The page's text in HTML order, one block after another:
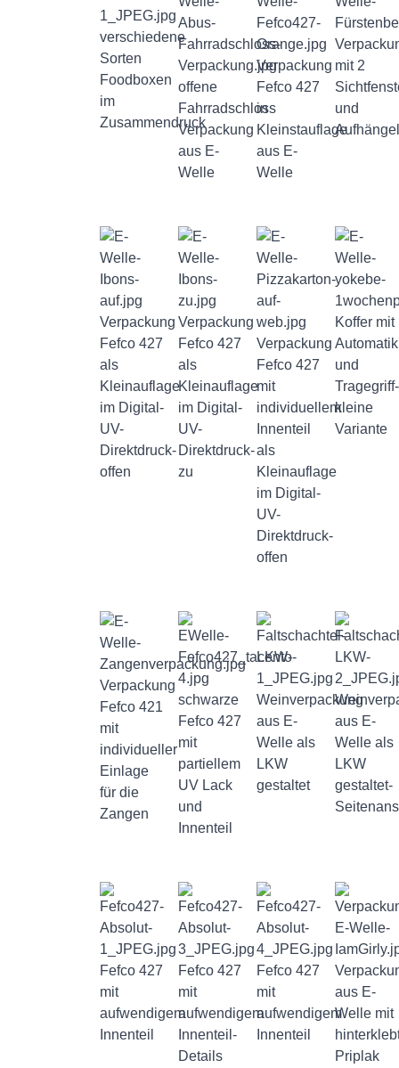
verschiedene
Sorten
Foodboxen
im
Zusammendruck
offene
Fahrradschloss
Verpackung
aus E-
Welle
Verpackung
Fefco 427
in
Kleinstauflage
aus E-
Welle
mit 2
und
Verpackung
Fefco 427
als
Kleinauflage
im Digital-
UV-
Direktdruck-
offen
Verpackung
Fefco 427
als
Kleinauflage
im Digital-
UV-
Direktdruck-
zu
Verpackung
Fefco 427
mit
individuellem
Innenteil
als
Kleinauflage
im Digital-
UV-
Direktdruck-
offen
Koffer mit
und
Tragegriff-
kleine
Variante
Verpackung
Fefco 421
mit
individueller
Einlage
für die
Zangen
schwarze
Fefco 427
mit
partiellem
UV Lack
und
Innenteil
Weinverpackung
aus E-
Welle als
LKW
gestaltet
aus E-
Welle als
LKW
gestaltet-
Fefco 427
mit
aufwendigem
Innenteil
Fefco 427
mit
aufwendigem
Innenteil-
Details
Fefco 427
mit
aufwendigem
Innenteil
aus E-
Welle mit
Priplak